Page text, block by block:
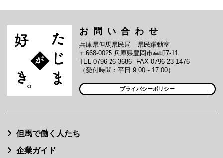
お問い合わせ
兵庫県但馬県民局 県民躍動室
〒668-0025 兵庫県豊岡市幸町7-11
TEL 0796-26-3686
FAX 0796-23-1476
（受付時間：平日 9:00～17:00）
プライバシーポリシー
但馬で働く人たち
企業ガイド